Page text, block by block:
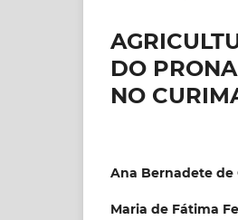
DO
NO
Ana Bernadete de
Maria de Fátima